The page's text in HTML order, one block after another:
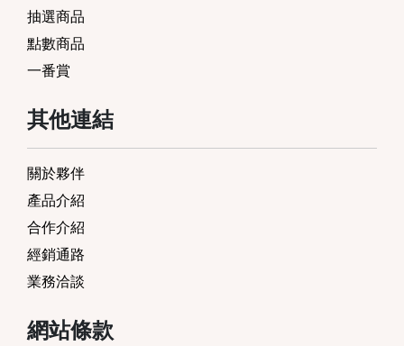
抽選商品
點數商品
一番賞
其他連結
關於夥伴
產品介紹
合作介紹
經銷通路
業務洽談
網站條款